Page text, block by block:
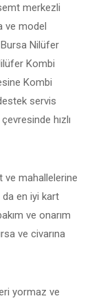
merkezli
ve model
Nilüfer
Kombi
Kombi
servis
hızlı
ve mahallelerine
en iyi kart
ve onarım
ve civarına
yormaz ve